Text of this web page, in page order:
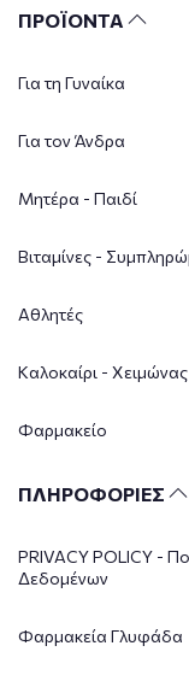
ΠΡΟΪΟΝΤΑ
Για τη Γυναίκα
Για τον Άνδρα
Μητέρα - Παιδί
Βιταμίνες -
Αθλητές
Καλοκαίρι - Χειμώνας
Φαρμακείο
ΠΛΗΡΟΦΟΡΙΕΣ
PRIVACY POLICY -
Δεδομένων
Φαρμακεία Γλυφάδα